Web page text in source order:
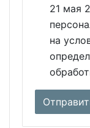
21 мая
на